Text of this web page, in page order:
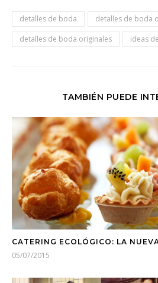
detalles de boda
detalles de boda
detalles de boda originales
ideas
TAMBIÉN PUEDE
CATERING ECOLÓGICO: LA
05/07/2015